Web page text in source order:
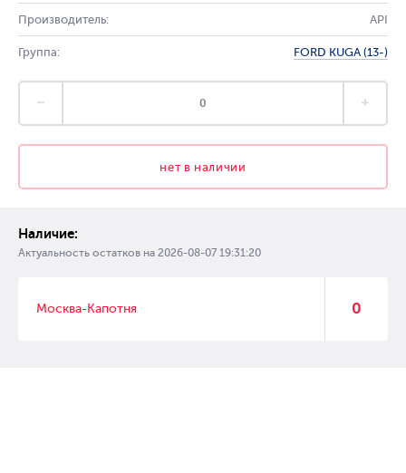
Производитель: API
Группа: FORD KUGA (13-)
нет в наличии
Наличие:
Актуальность остатков на 2026-08-07 19:31:20
Москва-Капотня 0